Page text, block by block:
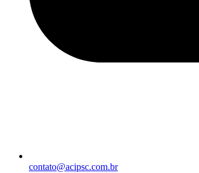
contato@acipsc.com.br